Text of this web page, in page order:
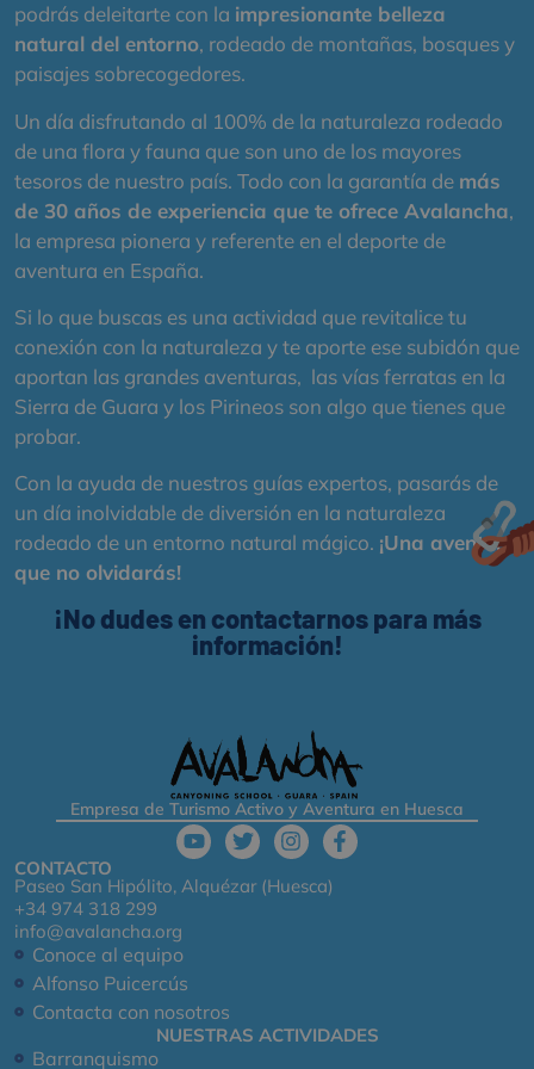
podrás deleitarte con la impresionante belleza
natural del entorno, rodeado de montañas, bosques y
paisajes sobrecogedores.
Un día disfrutando al 100% de la naturaleza rodeado
de una flora y fauna que son uno de los mayores
tesoros de nuestro país. Todo con la garantía de más
de 30 años de experiencia que te ofrece Avalancha,
la empresa pionera y referente en el deporte de
aventura en España.
Si lo que buscas es una actividad que revitalice tu
conexión con la naturaleza y te aporte ese subidón que
aportan las grandes aventuras, las vías ferratas en la
Sierra de Guara y los Pirineos son algo que tienes que
probar.
Con la ayuda de nuestros guías expertos, pasarás de
un día inolvidable de diversión en la naturaleza
rodeado de un entorno natural mágico. ¡Una aventura
que no olvidarás!
¡No dudes en contactarnos para más
información!
Empresa de Turismo Activo y Aventura en Huesca
CONTACTO
Paseo San Hipólito, Alquézar (Huesca)
+34 974 318 299
info@avalancha.org
Conoce al equipo
Alfonso Puicercús
Contacta con nosotros
NUESTRAS ACTIVIDADES
Barranquismo